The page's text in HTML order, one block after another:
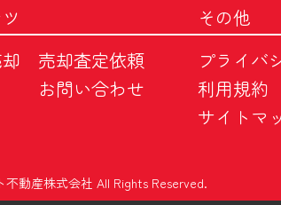
売却査定依頼
お問い合わせ
その他
プライバ
利用規約
サイトマ
動産株式会社 All Rights Reserved.